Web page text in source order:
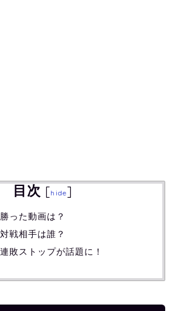
目次 [hide]
った動画は？
戦相手は誰？
敗ストップが話題に！